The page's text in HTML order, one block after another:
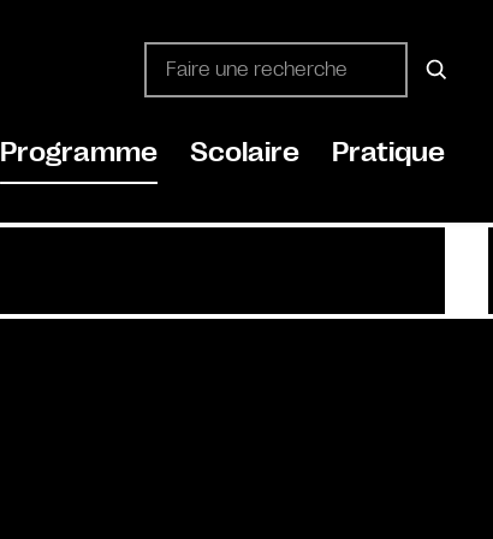
Programme Scolaire Pratique